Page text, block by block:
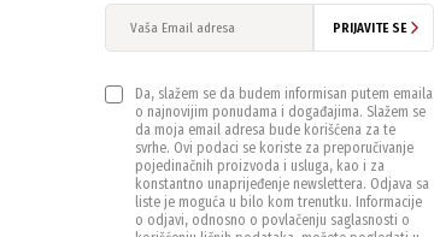
PRIJAVITE SE
Da, slažem se da budem informisan putem emaila
o najnovijim ponudama i događajima. Slažem se
da moja email adresa bude korišćena za te
svrhe. Ovi podaci se koriste za preporučivanje
pojedinačnih proizvoda i usluga, kao i za
konstantno unaprijeđenje newslettera. Odjava sa
liste je moguća u bilo kom trenutku. Informacije
o odjavi, odnosno o povlačenju saglasnosti o